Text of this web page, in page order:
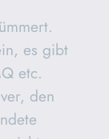
es gibt
etc.
den